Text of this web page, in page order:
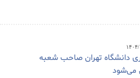
دانشگاه تهران صاحب شعبه
می‌شود